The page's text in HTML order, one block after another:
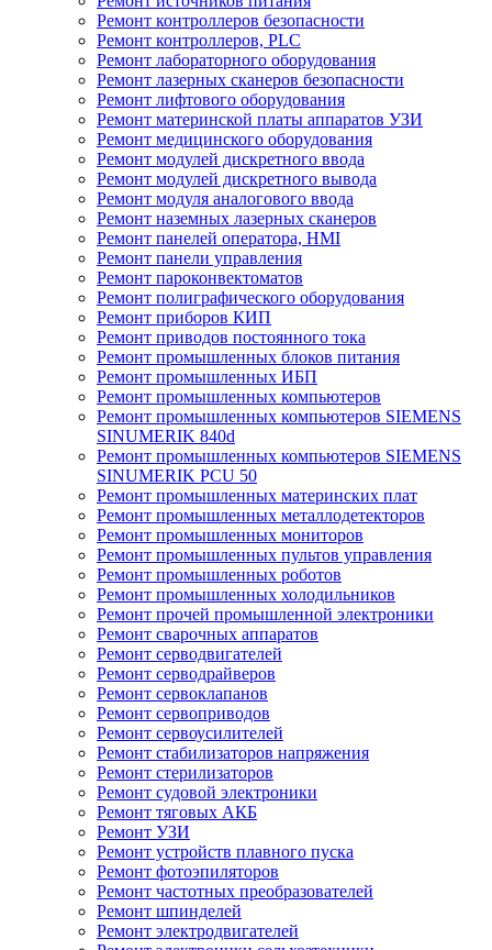
Ремонт контроллеров безопасности
Ремонт контроллеров, PLC
Ремонт лабораторного оборудования
Ремонт лазерных сканеров безопасности
Ремонт лифтового оборудования
Ремонт материнской платы аппаратов УЗИ
Ремонт медицинского оборудования
Ремонт модулей дискретного ввода
Ремонт модулей дискретного вывода
Ремонт модуля аналогового ввода
Ремонт наземных лазерных сканеров
Ремонт панелей оператора, HMI
Ремонт панели управления
Ремонт пароконвектоматов
Ремонт полиграфического оборудования
Ремонт приборов КИП
Ремонт приводов постоянного тока
Ремонт промышленных блоков питания
Ремонт промышленных ИБП
Ремонт промышленных компьютеров
Ремонт промышленных компьютеров SIEMENS
SINUMERIK 840d
Ремонт промышленных компьютеров SIEMENS
SINUMERIK PCU 50
Ремонт промышленных материнских плат
Ремонт промышленных металлодетекторов
Ремонт промышленных мониторов
Ремонт промышленных пультов управления
Ремонт промышленных роботов
Ремонт промышленных холодильников
Ремонт прочей промышленной электроники
Ремонт сварочных аппаратов
Ремонт серводвигателей
Ремонт серводрайверов
Ремонт сервоклапанов
Ремонт сервоприводов
Ремонт сервоусилителей
Ремонт стабилизаторов напряжения
Ремонт стерилизаторов
Ремонт судовой электроники
Ремонт тяговых АКБ
Ремонт УЗИ
Ремонт устройств плавного пуска
Ремонт фотоэпиляторов
Ремонт частотных преобразователей
Ремонт шпинделей
Ремонт электродвигателей